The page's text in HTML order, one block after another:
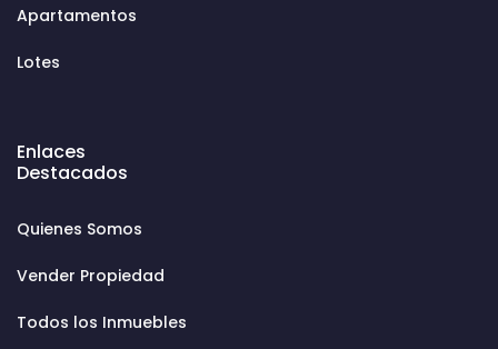
Apartamentos
Lotes
Enlaces
Destacados
Quienes Somos
Vender Propiedad
Todos los Inmuebles